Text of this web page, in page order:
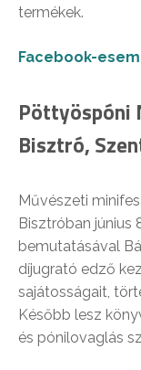
termékek.
Facebook-
Pöttyöspóni
Bisztró,
Művészeti
Bisztróban június
bemutatásával
díjugrató edző
sajátosságait,
Később lesz
és pónilovaglás